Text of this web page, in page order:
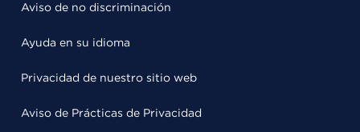
Aviso de no discriminación
Ayuda en su idioma
Privacidad de nuestro sitio web
Aviso de Prácticas de Privacidad